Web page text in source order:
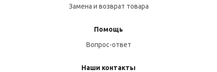
Замена и возврат товара
Помощь
Вопрос-ответ
Наши контакты